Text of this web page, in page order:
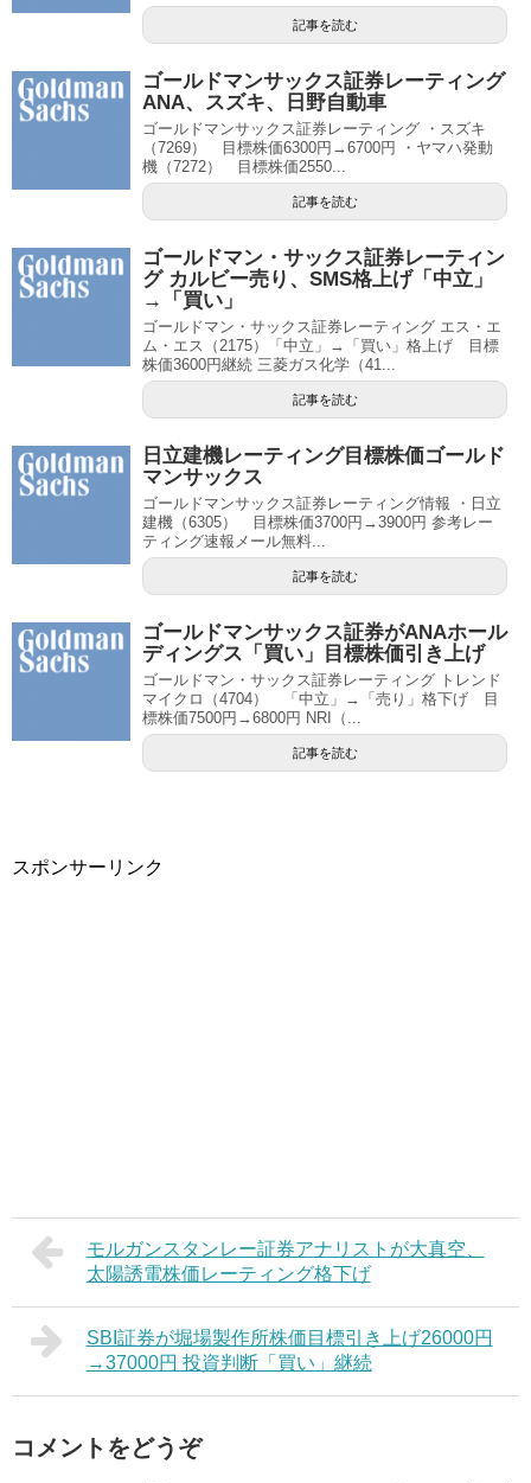
記事を読む
ゴールドマンサックス証券レーティング
ANA、スズキ、日野自動車
ゴールドマンサックス証券レーティング ・スズキ
（7269） 目標株価6300円→6700円 ・ヤマハ発動
機（7272） 目標株価2550...
記事を読む
ゴールドマン・サックス証券レーティン
グ カルビー売り、SMS格上げ「中立」
→「買い」
ゴールドマン・サックス証券レーティング エス・エ
ム・エス（2175）「中立」→「買い」格上げ 目標
株価3600円継続 三菱ガス化学（41...
記事を読む
日立建機レーティング目標株価ゴールド
マンサックス
ゴールドマンサックス証券レーティング情報 ・日立
建機（6305） 目標株価3700円→3900円 参考レー
ティング速報メール無料...
記事を読む
ゴールドマンサックス証券がANAホール
ディングス「買い」目標株価引き上げ
ゴールドマン・サックス証券レーティング トレンド
マイクロ（4704） 「中立」→「売り」格下げ 目
標株価7500円→6800円 NRI（...
記事を読む
スポンサーリンク
モルガンスタンレー証券アナリストが大真空、
太陽誘電株価レーティング格下げ
SBI証券が堀場製作所株価目標引き上げ26000円
→37000円 投資判断「買い」継続
コメントをどうぞ